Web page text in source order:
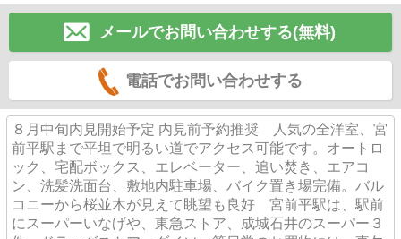
メールでお問い合わせする(無料)
電話でお問い合わせする
８月中旬内見開始予定 内見前予約推奨 人気の全洋室、宮
前平駅まで平坦で明るい道でアクセス可能です。オートロ
ック、宅配ボックス、エレベーター、追い焚き、エアコ
ン、洗髪洗面台、敷地内駐車場、バイク置き場完備。バル
コニーから桜並木が見えて眺望も良好 宮前平駅は、駅前
にスーパーいなげや、東急ストア、成城石井のスーパー３